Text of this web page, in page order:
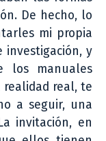
De hecho, lo
mi propia
investigación, y
los manuales
real, te
a seguir, una
invitación, en